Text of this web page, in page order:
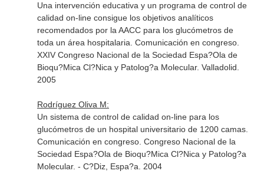
Una intervención educativa y un programa de control de
calidad on-line consigue los objetivos analíticos
recomendados por la AACC para los glucómetros de
toda un área hospitalaria. Comunicación en congreso.
XXIV Congreso Nacional de la Sociedad Espa?Ola de
Bioqu?Mica Cl?Nica y Patolog?a Molecular. Valladolid.
2005
Rodríguez Oliva M:
Un sistema de control de calidad on-line para los
glucómetros de un hospital universitario de 1200 camas.
Comunicación en congreso. Congreso Nacional de la
Sociedad Espa?Ola de Bioqu?Mica Cl?Nica y Patolog?a
Molecular. - C?Diz, Espa?a. 2004